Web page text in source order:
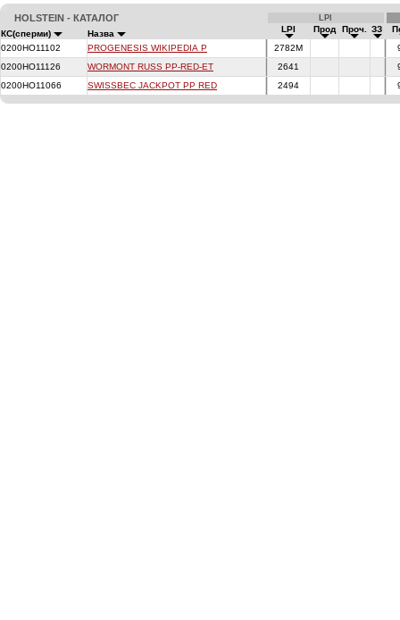
HOLSTEIN - КАТАЛОГ LPI
КС(сперми) Назва LPI Прод Проч. ЗЗ
0200HO11102
PROGENESIS WIKIPEDIA P 2782M
0200HO11126
WORMONT RUSS PP-RED-ET 2641
0200HO11066
SWISSBEC JACKPOT PP RED 2494